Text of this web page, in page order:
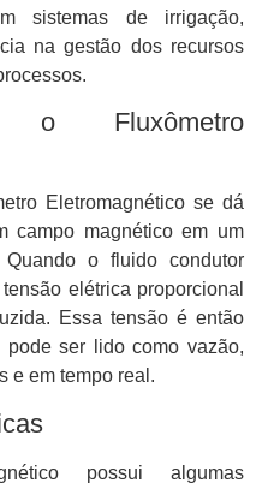
sistemas de irrigação,
na gestão dos recursos
o Fluxômetro
Eletromagnético se dá
campo magnético em um
o fluido condutor
elétrica proporcional
Essa tensão é então
ser lido como vazão,
e em tempo real.
possui algumas